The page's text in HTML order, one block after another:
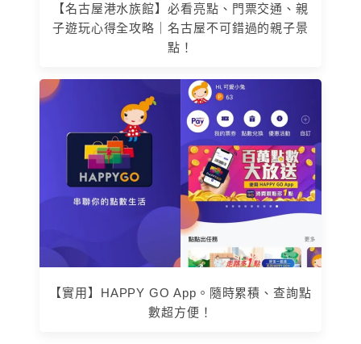
【名古屋港水族館】必看亮點、門票交通、親
子遊玩心得全攻略｜名古屋不可錯過的親子景
點！
【實用】HAPPY GO App。隨時累積、查詢點
數超方便！